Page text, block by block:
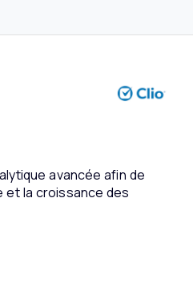
avancée afin de
et la croissance des